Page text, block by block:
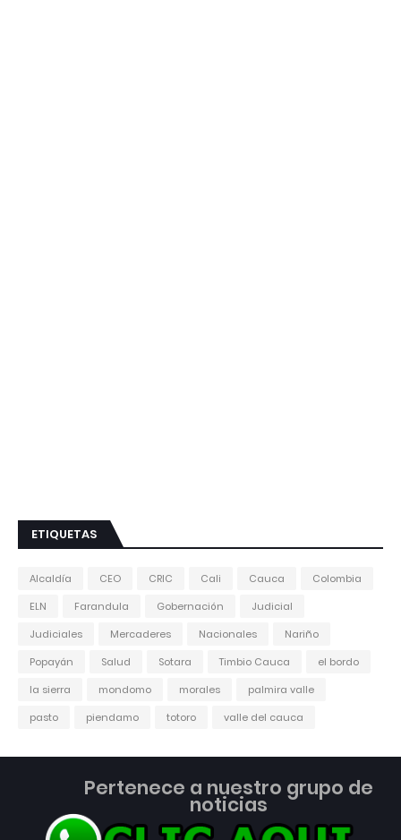
ETIQUETAS
Alcaldía CEO CRIC Cali Cauca
Colombia
ELN
Farandula Gobernación
Judicial
Judiciales
Mercaderes Nacionales
Nariño
Popayán
Salud Sotara Timbio Cauca
el bordo
la sierra
mondomo morales
palmira valle
pasto
piendamo totoro valle del cauca
Pertenece a nuestro grupo de
noticias